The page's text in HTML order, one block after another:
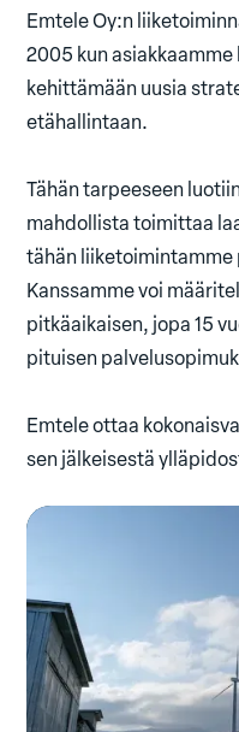
Emtele Oy:n
2005 kun
kehittämään uusia
etähallintaan.
Tähän tarpeeseen
mahdollista toimittaa
tähän liiketoimintamme
Kanssamme voi
pitkäaikaisen, jopa 15
pituisen
Emtele ottaa
sen jälkeisestä